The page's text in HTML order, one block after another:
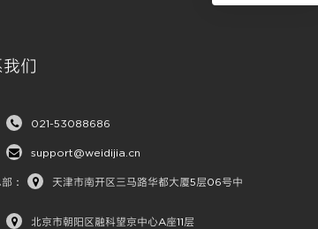
们
021-53088686
support@weidijia.cn
：
天津市南开区三马路华都大厦5层06号中
北京市朝阳区融科望京中心A座11层